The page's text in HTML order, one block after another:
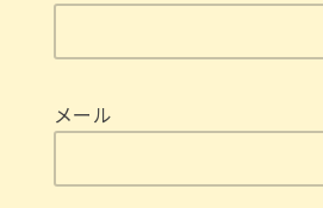
メール